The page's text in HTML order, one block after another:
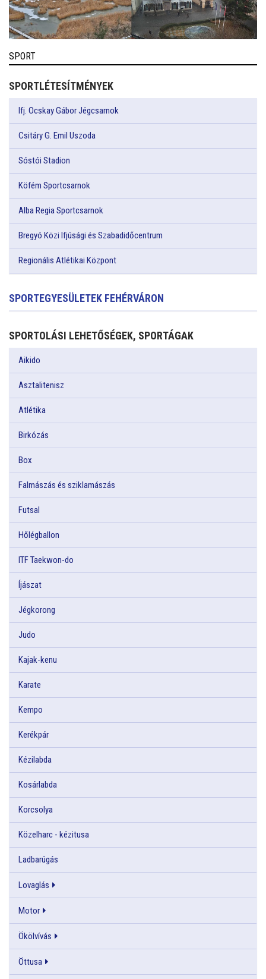
SPORT
SPORTLÉTESÍTMÉNYEK
Ifj. Ocskay Gábor Jégcsarnok
Csitáry G. Emil Uszoda
Sóstói Stadion
Köfém Sportcsarnok
Alba Regia Sportcsarnok
Bregyó Közi Ifjúsági és Szabadidőcentrum
Regionális Atlétikai Központ
SPORTEGYESÜLETEK FEHÉRVÁRON
SPORTOLÁSI LEHETŐSÉGEK, SPORTÁGAK
Aikido
Asztalitenisz
Atlétika
Birkózás
Box
Falmászás és sziklamászás
Futsal
Hőlégballon
ITF Taekwon-do
Íjászat
Jégkorong
Judo
Kajak-kenu
Karate
Kempo
Kerékpár
Kézilabda
Kosárlabda
Korcsolya
Közelharc - kézitusa
Ladbarúgás
Lovaglás
Motor
Ökölvívás
Öttusa